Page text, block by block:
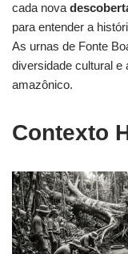
cada nova
para entender a
As urnas de Fonte
diversidade cultural e
amazônico.
Contexto